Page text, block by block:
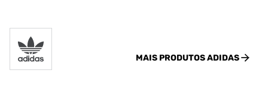
MAIS PRODUTOSADIDAS